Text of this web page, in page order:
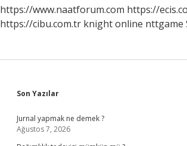
https://www.naatforum.com https://
https://cibu.com.tr knight online nttgame
Sidebar
Son Yazılar
Jurnal yapmak ne demek ?
Ağustos 7, 2026